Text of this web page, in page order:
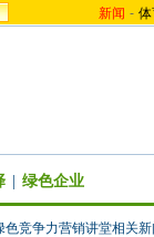
新闻 -
绿色企业
色竞争力营销讲堂相关